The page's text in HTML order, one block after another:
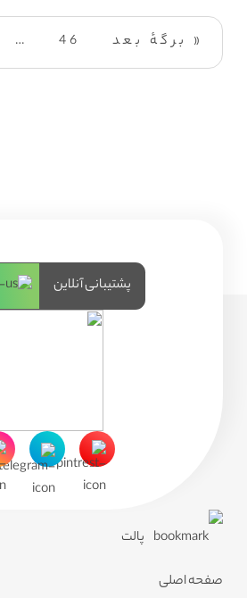
… 46 برگهٔ بعد »
پالت
صفحه اصلی
پشتیبانی آنلاین